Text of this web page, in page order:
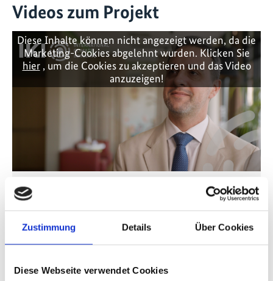
Zustimmung Details Über Cookies
Diese Webseite verwendet Cookies
Videos zum Projekt
Diese Inhalte können nicht angezeigt werden, da die
Marketing-Cookies abgelehnt wurden. Klicken Sie
hier, um die Cookies zu akzeptieren und das Video
anzuzeigen!
Vertrauen als Basis für die internationale
Zusammenarbeit